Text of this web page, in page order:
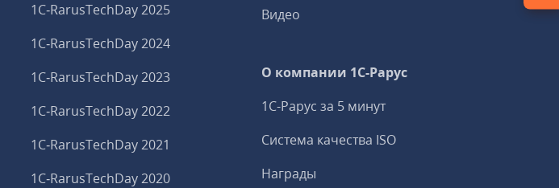
1C‑RarusTechDay 2025
1C‑RarusTechDay 2024
1C‑RarusTechDay 2023
1C‑RarusTechDay 2022
1C‑RarusTechDay 2021
1C‑RarusTechDay 2020
Видео
О компании 1C-Рарус
1С-Рарус за 5 минут
Система качества ISO
Награды